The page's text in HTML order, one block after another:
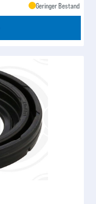
Geringer Bestand